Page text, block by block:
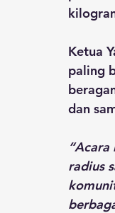
Ketua
paling
dan
radius